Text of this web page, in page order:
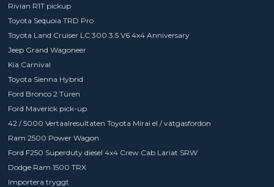
Rivian R1T pickup
Toyota Sequoia TRD Pro
Toyota Land Cruiser LC 300 3.5 V6 4x4 Anniversary
Jeep Grand Wagoneer
Kia Carnival
Toyota Sienna Hybrid
Ford Bronco 2 Türen
Ford Maverick pick-up
42 / 5000 Vertaalresultaten Toyota Mirai el / vätgasfordon
Ram 2500 Power Wagon
Ford F250 Superduty diesel 4x4 Crew Cab Lariat SRW
Dodge Ram 1500 TRX
Importera tryggt